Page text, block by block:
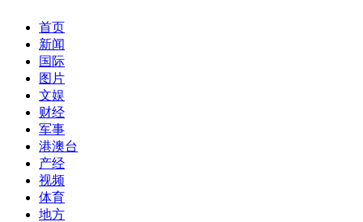
首页
新闻
国际
图片
文娱
财经
军事
港澳台
产经
视频
体育
地方